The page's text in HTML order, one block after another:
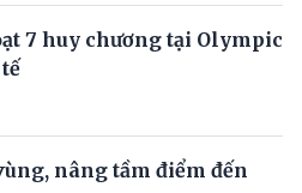
7 huy chương tại Olympic
nâng tầm điểm đến